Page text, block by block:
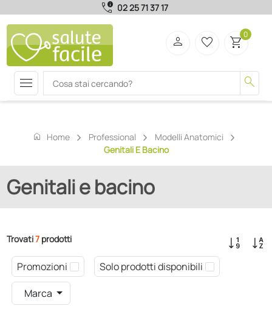
call_quality 02 25 71 37 17
menu search
person favorite_border shopping_cart0
home Home Professional
Modelli Anatomici
Genitali E Bacino
Genitali e bacino
Trovati7 prodotti
Promozioni
Solo prodotti disponibili
Marca